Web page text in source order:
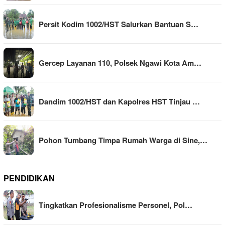
Persit Kodim 1002/HST Salurkan Bantuan S…
Gercep Layanan 110, Polsek Ngawi Kota Am…
Dandim 1002/HST dan Kapolres HST Tinjau …
Pohon Tumbang Timpa Rumah Warga di Sine,…
PENDIDIKAN
Tingkatkan Profesionalisme Personel, Pol…